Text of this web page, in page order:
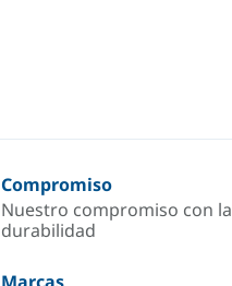
Compromiso
Nuestro compromiso con la
durabilidad